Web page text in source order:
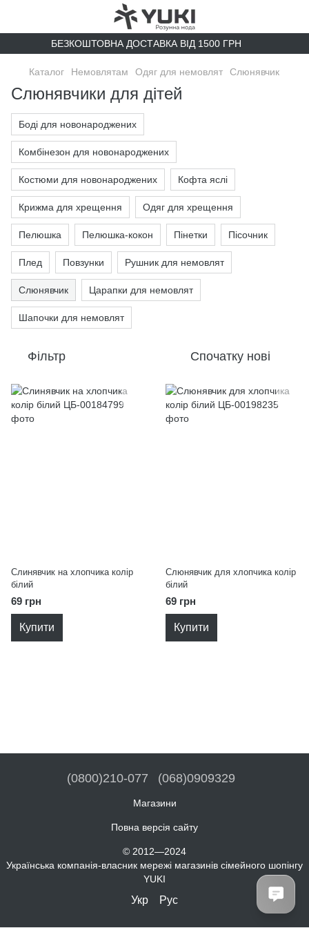
БЕЗКОШТОВНА ДОСТАВКА ВІД 1500 ГРН
Каталог Немовлятам Одяг для немовлят Слюнявчик
Слюнявчики для дітей
Боді для новонароджених
Комбінезон для новонароджених
Костюми для новонароджених Кофта яслі
Крижма для хрещення Одяг для хрещення
Пелюшка Пелюшка-кокон Пінетки Пісочник
Плед Повзунки Рушник для немовлят
Слюнявчик Царапки для немовлят
Шапочки для немовлят
Фільтр Спочатку нові
Слинявчик на хлопчика колір
білий
69 грн
Купити
Слюнявчик для хлопчика колір
білий
69 грн
Купити
(0800)210-077 (068)0909329
Магазини
Повна версія сайту
© 2012—2024
Українська компанія-власник мережі магазинів сімейного шопінгу
YUKI
Укр Рус